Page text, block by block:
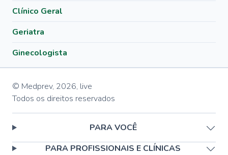
Clínico Geral
Geriatra
Ginecologista
© Medprev, 2026, live
Todos os direitos reservados
PARA VOCÊ
PARA PROFISSIONAIS E CLÍNICAS